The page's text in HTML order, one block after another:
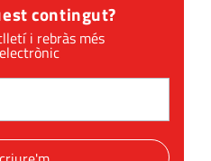
contingut?
i rebràs més